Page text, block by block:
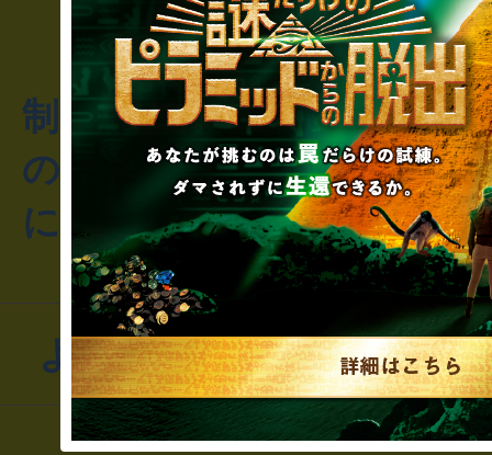
制作のご相談・コラボレ
のお客様からのご質問や
にお問い合わせください
よくあるお問い合わせ